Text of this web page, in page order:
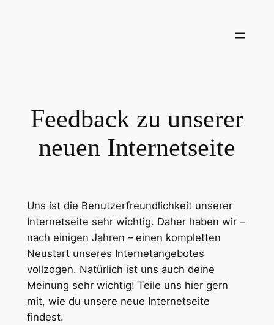
Feedback zu unserer
neuen Internetseite
Uns ist die Benutzerfreundlichkeit unserer
Internetseite sehr wichtig. Daher haben wir –
nach einigen Jahren – einen kompletten
Neustart unseres Internetangebotes
vollzogen. Natürlich ist uns auch deine
Meinung sehr wichtig! Teile uns hier gern
mit, wie du unsere neue Internetseite
findest.